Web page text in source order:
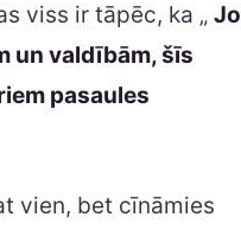
viss ir tāpēc, ka „ Jo
un valdībām, šīs
pasaules
vien, bet cīnāmies